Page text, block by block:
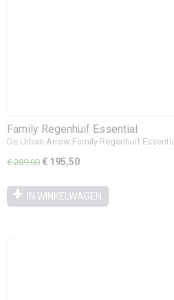
Family Regenhuif Essential
De Urban Arrow Family Regenhuif
€ 209,00 € 195,50
IN WINKELWAGEN